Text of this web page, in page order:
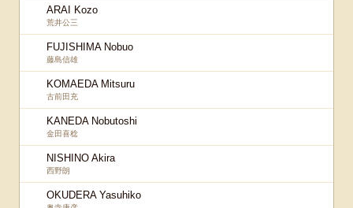
ARAI Kozo
荒井公三
FUJISHIMA Nobuo
藤島信雄
KOMAEDA Mitsuru
古前田充
KANEDA Nobutoshi
金田喜稔
NISHINO Akira
西野朗
OKUDERA Yasuhiko